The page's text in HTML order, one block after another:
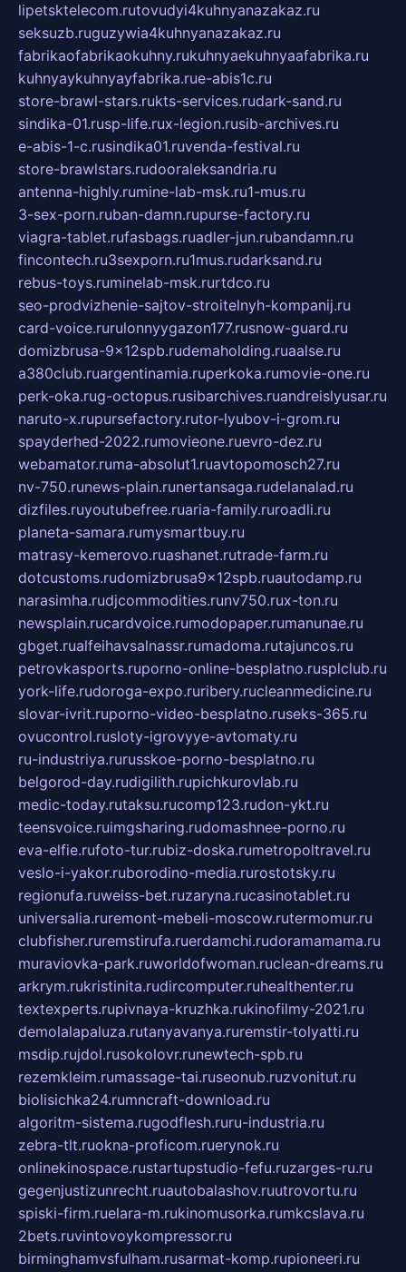
lipetsktelecom.rutovudyi4kuhnyanazakaz.ru
seksuzb.ruguzywia4kuhnyanazakaz.ru
fabrikaofabrikaokuhny.rukuhnyaekuhnyaafabrika.ru
kuhnyaykuhnyayfabrika.rue-abis1c.ru
store-brawl-stars.rukts-services.rudark-sand.ru
sindika-01.rusp-life.rux-legion.rusib-archives.ru
e-abis-1-c.rusindika01.ruvenda-festival.ru
store-brawlstars.rudooraleksandria.ru
antenna-highly.rumine-lab-msk.ru1-mus.ru
3-sex-porn.ruban-damn.rupurse-factory.ru
viagra-tablet.rufasbags.ruadler-jun.rubandamn.ru
fincontech.ru3sexporn.ru1mus.rudarksand.ru
rebus-toys.ruminelab-msk.rurtdco.ru
seo-prodvizhenie-sajtov-stroitelnyh-kompanij.ru
card-voice.rurulonnyygazon177.rusnow-guard.ru
domizbrusa-9x12spb.rudemaholding.ruaalse.ru
a380club.ruargentinamia.ruperkoka.rumovie-one.ru
perk-oka.rug-octopus.rusibarchives.ruandreislyusar.ru
naruto-x.rupursefactory.rutor-lyubov-i-grom.ru
spayderhed-2022.rumovieone.ruevro-dez.ru
webamator.ruma-absolut1.ruavtopomosch27.ru
nv-750.runews-plain.runertansaga.rudelanalad.ru
dizfiles.ruyoutubefree.ruaria-family.ruroadli.ru
planeta-samara.rumysmartbuy.ru
matrasy-kemerovo.ruashanet.rutrade-farm.ru
dotcustoms.rudomizbrusa9x12spb.ruautodamp.ru
narasimha.rudjcommodities.runv750.rux-ton.ru
newsplain.rucardvoice.rumodopaper.rumanunae.ru
gbget.rualfeihavsalnassr.rumadoma.rutajuncos.ru
petrovkasports.ruporno-online-besplatno.rusplclub.ru
york-life.rudoroga-expo.ruribery.rucleanmedicine.ru
slovar-ivrit.ruporno-video-besplatno.ruseks-365.ru
ovucontrol.rusloty-igrovyye-avtomaty.ru
ru-industriya.rurusskoe-porno-besplatno.ru
belgorod-day.rudigilith.rupichkurovlab.ru
medic-today.rutaksu.rucomp123.rudon-ykt.ru
teensvoice.ruimgsharing.rudomashnee-porno.ru
eva-elfie.rufoto-tur.rubiz-doska.rumetropoltravel.ru
veslo-i-yakor.ruborodino-media.rurostotsky.ru
regionufa.ruweiss-bet.ruzaryna.rucasinotablet.ru
universalia.ruremont-mebeli-moscow.rutermomur.ru
clubfisher.ruremstirufa.ruerdamchi.rudoramamama.ru
muraviovka-park.ruworldofwoman.ruclean-dreams.ru
arkrym.rukristinita.rudircomputer.ruhealthenter.ru
textexperts.rupivnaya-kruzhka.rukinofilmy-2021.ru
demolalapaluza.rutanyavanya.ruremstir-tolyatti.ru
msdip.rujdol.rusokolovr.runewtech-spb.ru
rezemkleim.rumassage-tai.ruseonub.ruzvonitut.ru
biolisichka24.rumncraft-download.ru
algoritm-sistema.rugodflesh.ruru-industria.ru
zebra-tlt.ruokna-proficom.ruerynok.ru
onlinekinospace.rustartupstudio-fefu.ruzarges-ru.ru
gegenjustizunrecht.ruautobalashov.ruutrovortu.ru
spiski-firm.ruelara-m.rukinomusorka.rumkcslava.ru
2bets.ruvintovoykompressor.ru
birminghamvsfulham.rusarmat-komp.rupioneeri.ru